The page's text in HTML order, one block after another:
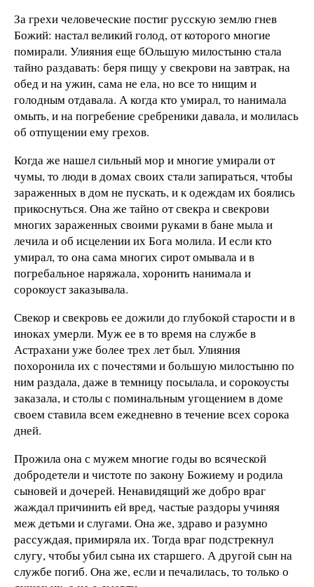
За грехи человеческие постиг русскую землю гнев
Божий: настал великий голод, от которого многие
помирали. Улияния еще бОльшую милостыню стала
тайно раздавать: беря пищу у свекрови на завтрак, на
обед и на ужин, сама не ела, но все то нищим и
голодным отдавала. А когда кто умирал, то нанимала
омыть, и на погребение сребреники давала, и молилась
об отпущении ему грехов.
Когда же нашел сильный мор и многие умирали от
чумы, то люди в домах своих стали запираться, чтобы
зараженных в дом не пускать, и к одеждам их боялись
прикоснуться. Она же тайно от свекра и свекрови
многих зараженных своими руками в бане мыла и
лечила и об исцелении их Бога молила. И если кто
умирал, то она сама многих сирот омывала и в
погребальное наряжала, хоронить нанимала и
сорокоуст заказывала.
Свекор и свекровь ее дожили до глубокой старости и в
иноках умерли. Муж ее в то время на службе в
Астрахани уже более трех лет был. Улияния
похоронила их с почестями и большую милостыню по
ним раздала, даже в темницу посылала, и сорокоусты
заказала, и столы с поминальным угощением в доме
своем ставила всем ежедневно в течение всех сорока
дней.
Прожила она с мужем многие годы во всяческой
добродетели и чистоте по закону Божиему и родила
сыновей и дочерей. Ненавидящий же добро враг
жаждал причинить ей вред, частые раздоры учиняя
меж детьми и слугами. Она же, здраво и разумно
рассуждая, примиряла их. Тогда враг подстрекнул
слугу, чтобы убил сына их старшего. А другой сын на
службе погиб. Она же, если и печалилась, то только о